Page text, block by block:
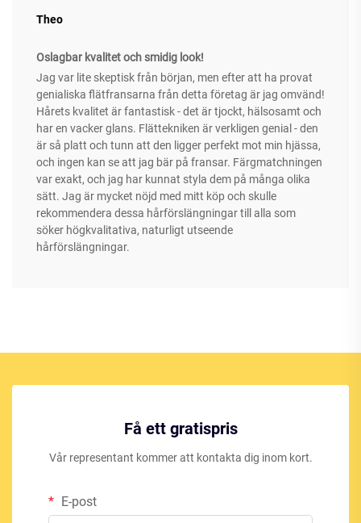
Theo
Oslagbar kvalitet och smidig look!
Jag var lite skeptisk från början, men efter att ha provat
genialiska flätfransarna från detta företag är jag omvänd!
Hårets kvalitet är fantastisk - det är tjockt, hälsosamt och
har en vacker glans. Flättekniken är verkligen genial - den
är så platt och tunn att den ligger perfekt mot min hjässa,
och ingen kan se att jag bär på fransar. Färgmatchningen
var exakt, och jag har kunnat styla dem på många olika
sätt. Jag är mycket nöjd med mitt köp och skulle
rekommendera dessa hårförslängningar till alla som
söker högkvalitativa, naturligt utseende
hårförslängningar.
Få ett gratispris
Vår representant kommer att kontakta dig inom kort.
E-post